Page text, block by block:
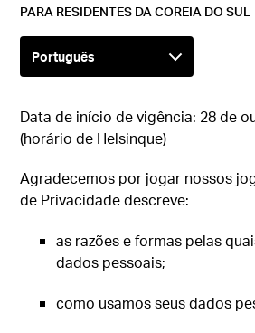
PARA RESIDENTES DA COREIA DO SUL
Data de início de vigência: 28 de
(horário de Helsinque)
Agradecemos por jogar nossos
de Privacidade descreve:
as razões e formas pelas
dados pessoais;
como usamos seus dados